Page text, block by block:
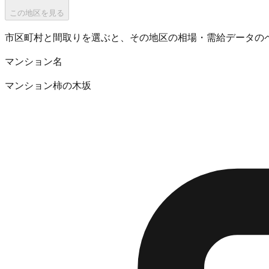
この地区を見る
市区町村と間取りを選ぶと、その地区の相場・需給データの
マンション名
マンション柿の木坂